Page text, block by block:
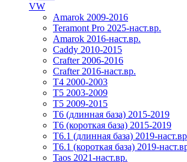
VW
Amarok 2009-2016
Teramont Pro 2025-наст.вр.
Amarok 2016-наст.вр.
Caddy 2010-2015
Crafter 2006-2016
Crafter 2016-наст.вр.
T4 2000-2003
T5 2003-2009
T5 2009-2015
T6 (длинная база) 2015-2019
Т6 (короткая база) 2015-2019
T6.1 (длинная база) 2019-
T6.1 (короткая база) 2019-
Taos 2021-наст.вр.